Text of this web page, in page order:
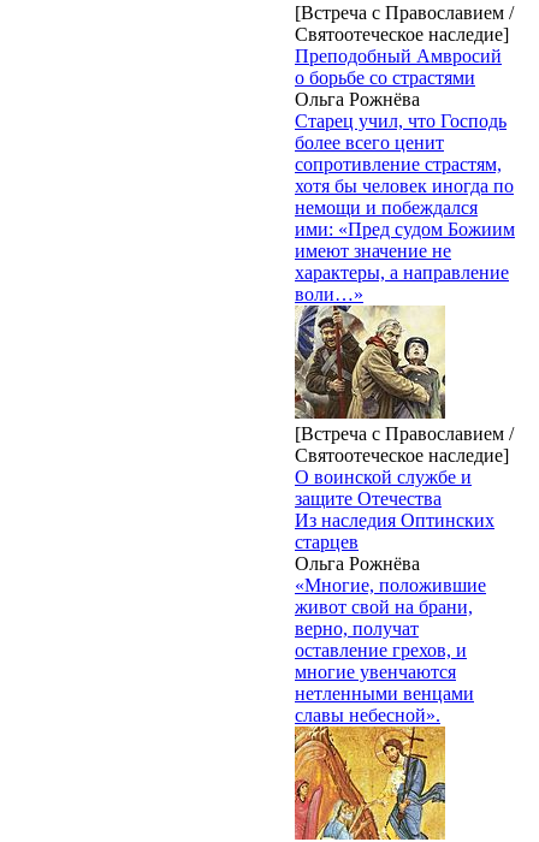
[Встреча с Православием /
Святоотеческое наследие]
Преподобный Амвросий
о борьбе со страстями
Ольга Рожнёва
Старец учил, что Господь
более всего ценит
сопротивление страстям,
хотя бы человек иногда по
немощи и побеждался
ими: «Пред судом Божиим
имеют значение не
характеры, а направление
воли…»
[Встреча с Православием /
Святоотеческое наследие]
О воинской службе и
защите Отечества
Из наследия Оптинских
старцев
Ольга Рожнёва
«Многие, положившие
живот свой на брани,
верно, получат
оставление грехов, и
многие увенчаются
нетленными венцами
славы небесной».